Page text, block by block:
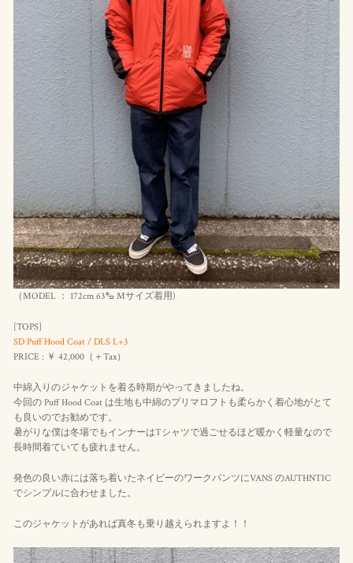
（MODEL ： 172cm 63㌔ Mサイズ着用)
[TOPS]
SD Puff Hood Coat / DLS L+3
PRICE : ￥ 42,000（＋Tax）
中綿入りのジャケットを着る時期がやってきましたね。
今回の Puff Hood Coat は生地も中綿のプリマロフトも柔らかく着心地がとて
も良いのでお勧めです。
暑がりな僕は冬場でもインナーはTシャツで過ごせるほど暖かく軽量なので
長時間着ていても疲れません。
発色の良い赤には落ち着いたネイビーのワークパンツにVANS のAUTHNTIC
でシンプルに合わせました。
このジャケットがあれば真冬も乗り越えられますよ！！